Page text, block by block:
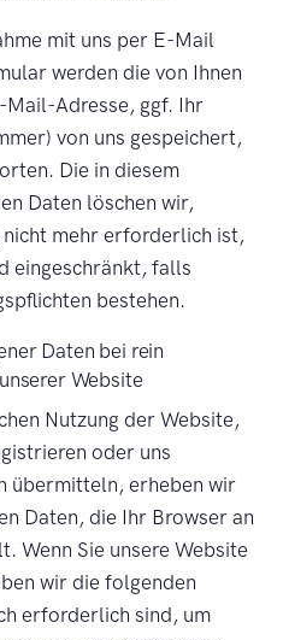
mit uns per E-Mail
werden die von Ihnen
Adresse, ggf. Ihr
von uns gespeichert,
Die in diesem
Daten löschen wir,
nicht mehr erforderlich ist,
eingeschränkt, falls
bestehen.
Daten bei rein
Website
Nutzung der Website,
oder uns
übermitteln, erheben wir
Daten, die Ihr Browser an
Wenn Sie unsere Website
wir die folgenden
erforderlich sind, um